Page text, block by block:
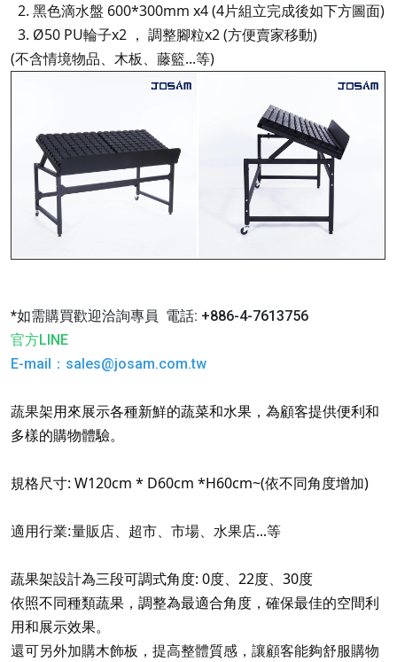
2. 黑色滴水盤 600*300mm x4 (4片組立完成後如下方圖面)
3. Ø50 PU輪子x2 ， 調整腳粒x2 (方便賣家移動)
(不含情境物品、木板、藤籃...等)
*如需購買歡迎洽詢專員 電話: +886-4-7613756
官方LINE
E-mail
： sales@josam.com.tw
蔬果架用來展示各種新鮮的蔬菜和水果，為顧客提供便利和
多樣的購物體驗。
規格尺寸: W120cm * D60cm *H60cm~(依不同角度增加)
適用行業:量販店、超市、市場、水果店...等
蔬果架設計為三段可調式角度: 0度、22度、30度
依照不同種類蔬果，調整為最適合角度，確保最佳的空間利
用和展示效果。
還可另外加購木飾板，提高整體質感，讓顧客能夠舒服購物